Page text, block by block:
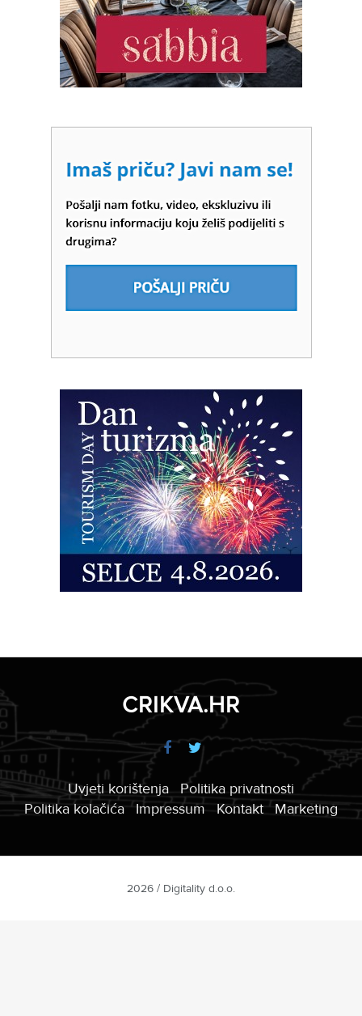
CRIKVA.HR
Uvjeti korištenja
Politika privatnosti
Politika kolačića
Impressum Kontakt Marketing
2026 / Digitality d.o.o.